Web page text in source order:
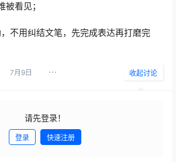
看见；
不用纠结文笔，先完成表达再打磨完
7月9日 收起讨论
请先登录！
登录 快速注册